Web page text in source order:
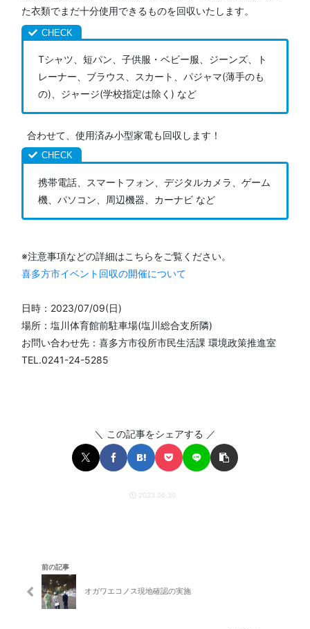
た衣類でまだ十分使用できるものを回収いたします。
Tシャツ、短パン、子供服・ベビー服、ジーンズ、ト
レーナー、ブラウス、スカート、パジャマ(薄手のも
の)、ジャージ(学校指定は除く) など
合わせて、使用済み小型家電も回収します！
携帯電話、スマートフォン、デジタルカメラ、ゲーム
機、パソコン、周辺機器、カーナビ など
※注意事項などの詳細はこちらをご覧ください。
喜多方市イベント回収の開催について
日時：2023/07/09(日)
場所：塩川体育館前駐車場(塩川総合支所隣)
お問い合わせ先：喜多方市役所市民生活課 環境政策推進室
TEL.0241-24-5285
＼ この記事をシェアする ／
2023.06.30
前の記事
オガワエコノス現地確認の実施